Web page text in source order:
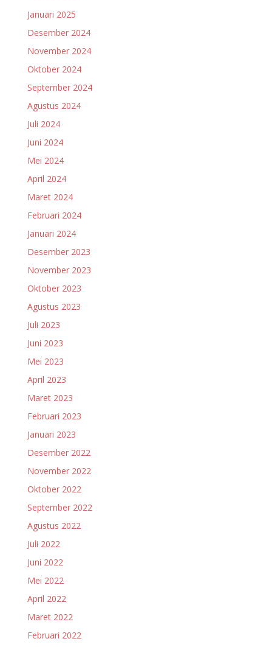
Januari 2025
Desember 2024
November 2024
Oktober 2024
September 2024
Agustus 2024
Juli 2024
Juni 2024
Mei 2024
April 2024
Maret 2024
Februari 2024
Januari 2024
Desember 2023
November 2023
Oktober 2023
Agustus 2023
Juli 2023
Juni 2023
Mei 2023
April 2023
Maret 2023
Februari 2023
Januari 2023
Desember 2022
November 2022
Oktober 2022
September 2022
Agustus 2022
Juli 2022
Juni 2022
Mei 2022
April 2022
Maret 2022
Februari 2022